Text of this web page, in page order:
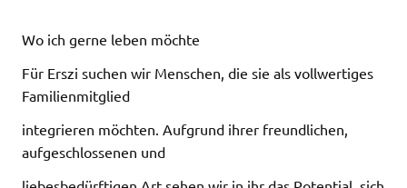
Wo ich gerne leben möchte
Für Erszi suchen wir Menschen, die sie als vollwertiges
Familienmitglied
integrieren möchten. Aufgrund ihrer freundlichen,
aufgeschlossenen und